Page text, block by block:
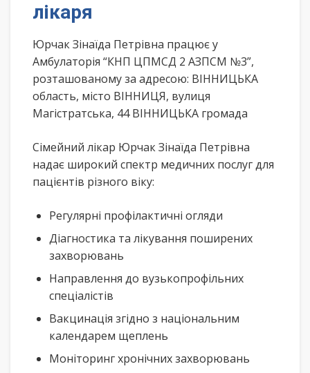
лікаря
Юрчак Зінаїда Петрівна працює у
Амбулаторія “КНП ЦПМСД 2 АЗПСМ №3”,
розташованому за адресою: ВІННИЦЬКА
область, місто ВІННИЦЯ, вулиця
Магістратська, 44 ВІННИЦЬКА громада
Сімейний лікар Юрчак Зінаїда Петрівна
надає широкий спектр медичних послуг для
пацієнтів різного віку:
Регулярні профілактичні огляди
Діагностика та лікування поширених
захворювань
Направлення до вузькопрофільних
спеціалістів
Вакцинація згідно з національним
календарем щеплень
Моніторинг хронічних захворювань